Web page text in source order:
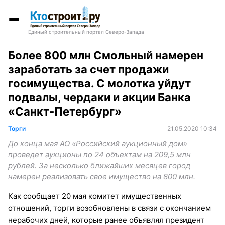
Единый строительный портал Северо-Запада
Более 800 млн Смольный намерен
заработать за счет продажи
госимущества. С молотка уйдут
подвалы, чердаки и акции Банка
«Санкт-Петербург»
Торги 21.05.2020 10:34
До конца мая АО «Российский аукционный дом»
проведет аукционы по 24 объектам на 209,5 млн
рублей. За несколько ближайших месяцев город
намерен реализовать свое имущество на 800 млн.
Как сообщает 20 мая комитет имущественных
отношений, торги возобновлены в связи с окончанием
нерабочих дней, которые ранее объявлял президент